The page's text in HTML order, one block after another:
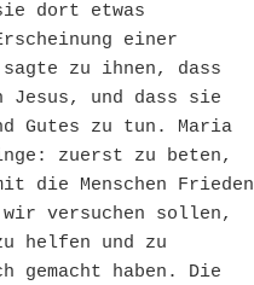
dort etwas
einer
sagte zu ihnen, dass
und dass sie
Gutes zu tun. Maria
zuerst zu beten,
die Menschen Frieden
versuchen sollen,
helfen und zu
gemacht haben. Die